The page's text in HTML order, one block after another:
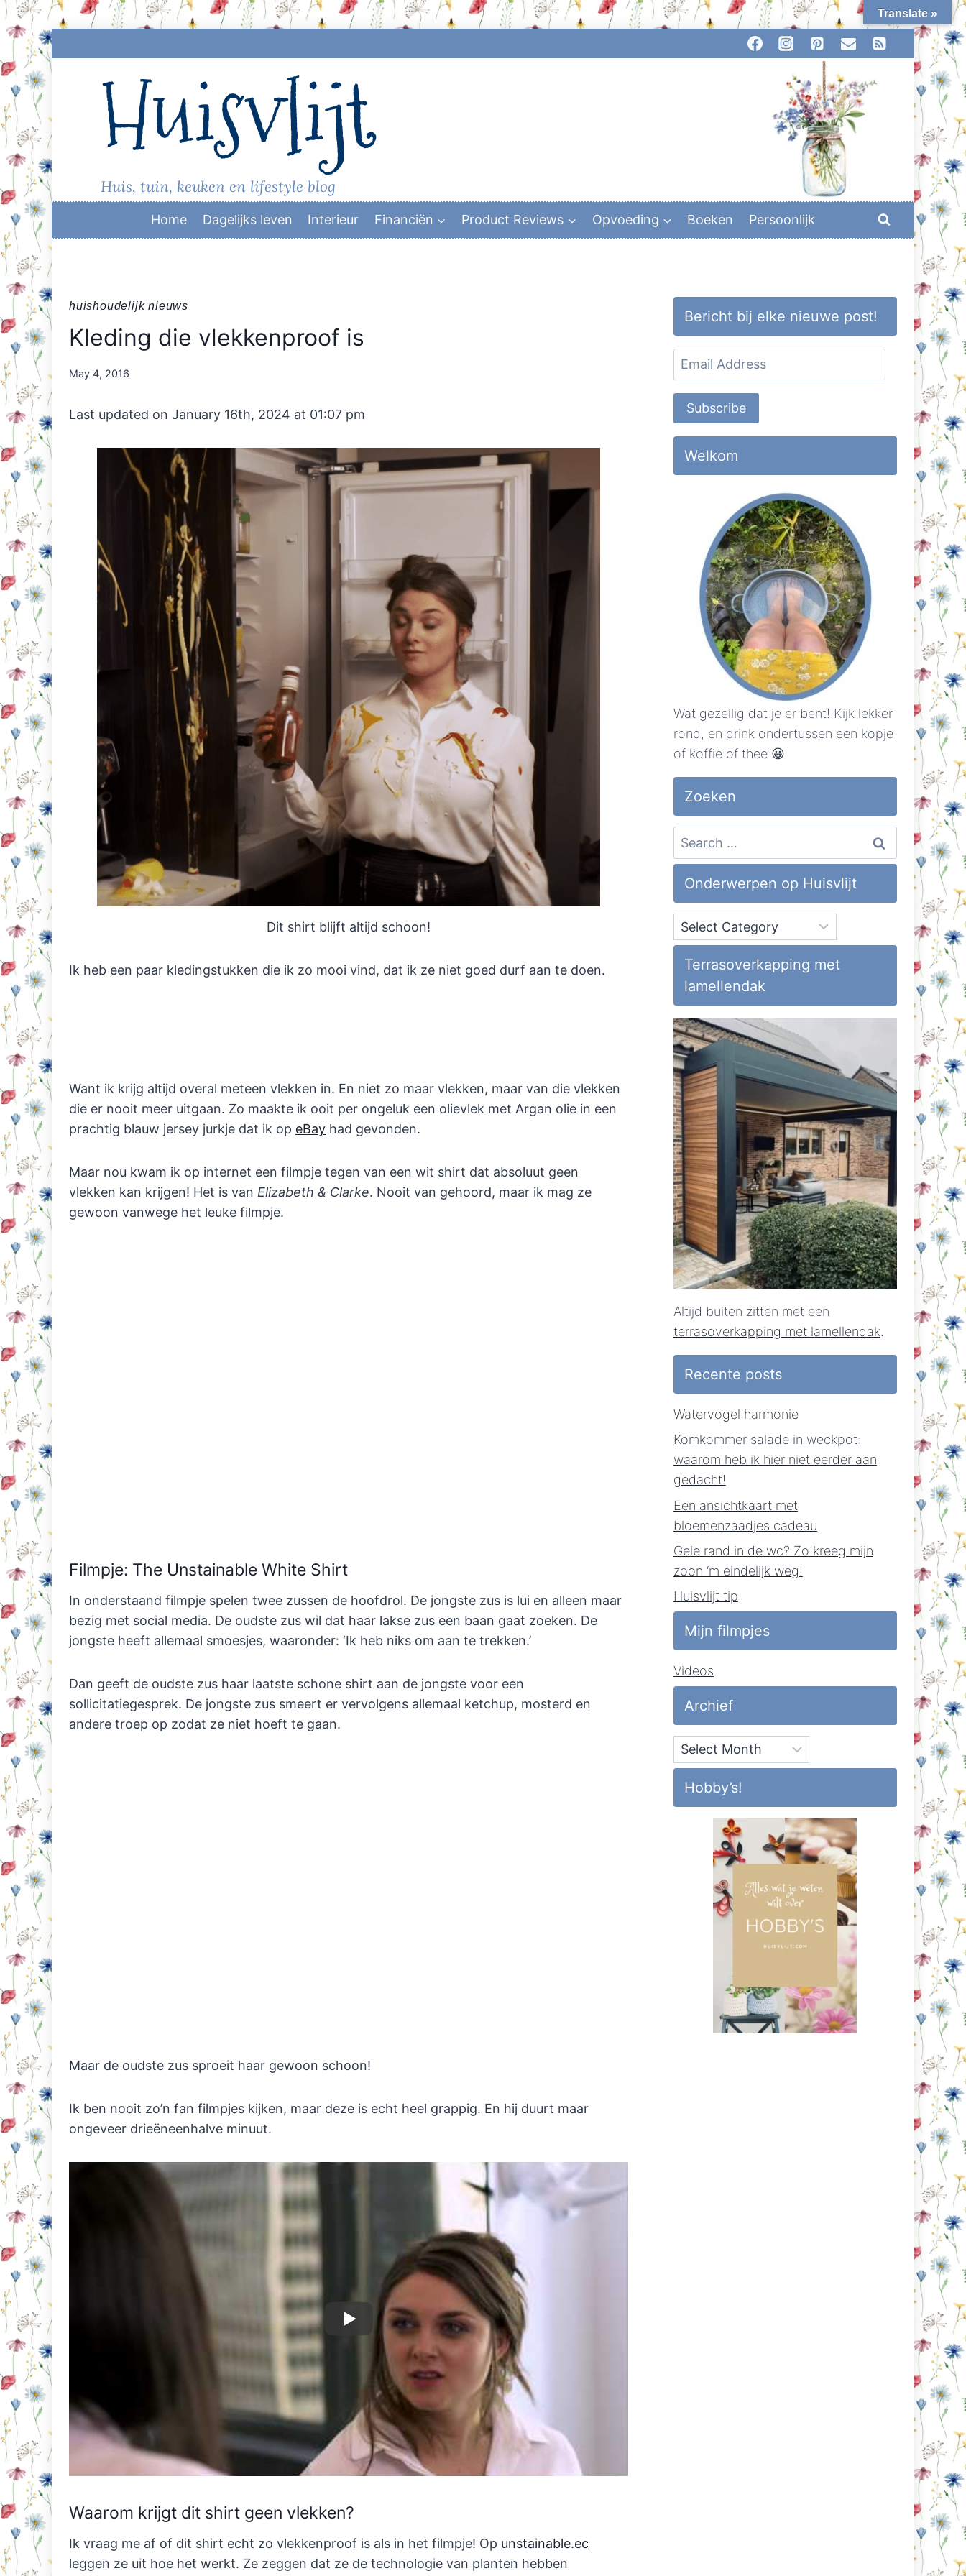
Skip
to
Huisvlijt
Huis, tuin, keuken en lifestyle blog
Home Dagelijks leven Interieur Financiën Product Reviews Opvoeding Boeken Persoonlijk
huishoudelijk nieuws
Kleding die vlekkenproof is
By
May 4, 2016
Last updated on January 16th, 2024 at 01:07 pm
Dit shirt blijft altijd schoon!
Ik heb een paar kledingstukken die ik zo mooi vind, dat ik ze niet goed durf aan te doen.
Want ik krijg altijd overal meteen vlekken in. En niet zo maar vlekken, maar van die vlekken
die er nooit meer uitgaan. Zo maakte ik ooit per ongeluk een olievlek met Argan olie in een
prachtig blauw jersey jurkje dat ik op eBay had gevonden.
Maar nou kwam ik op internet een filmpje tegen van een wit shirt dat absoluut geen
vlekken kan krijgen! Het is van Elizabeth & Clarke. Nooit van gehoord, maar ik mag ze
gewoon vanwege het leuke filmpje.
Filmpje: The Unstainable White Shirt
In onderstaand filmpje spelen twee zussen de hoofdrol. De jongste zus is lui en alleen maar
bezig met social media. De oudste zus wil dat haar lakse zus een baan gaat zoeken. De
jongste heeft allemaal smoesjes, waaronder: ‘Ik heb niks om aan te trekken.’
Dan geeft de oudste zus haar laatste schone shirt aan de jongste voor een
sollicitatiegesprek. De jongste zus smeert er vervolgens allemaal ketchup, mosterd en
andere troep op zodat ze niet hoeft te gaan.
Maar de oudste zus sproeit haar gewoon schoon!
Ik ben nooit zo’n fan filmpjes kijken, maar deze is echt heel grappig. En hij duurt maar
ongeveer drieëneenhalve minuut.
Waarom krijgt dit shirt geen vlekken?
Ik vraag me af of dit shirt echt zo vlekkenproof is als in het filmpje! Op unstainable.ec
leggen ze uit hoe het werkt. Ze zeggen dat ze de technologie van planten hebben
Bericht bij elke nieuwe post!
Email
Address
Subscribe
Welkom
Wat gezellig dat je er bent! Kijk lekker
rond, en drink ondertussen een kopje
of koffie of thee 😀
Zoeken
Search
for:
Onderwerpen op Huisvlijt
Onderwerpen
op
Huisvlijt
Terrasoverkapping met
lamellendak
Altijd buiten zitten met een
terrasoverkapping met lamellendak.
Recente posts
Watervogel harmonie
Komkommer salade in weckpot:
waarom heb ik hier niet eerder aan
gedacht!
Een ansichtkaart met
bloemenzaadjes cadeau
Gele rand in de wc? Zo kreeg mijn
zoon ‘m eindelijk weg!
Huisvlijt tip
Mijn filmpjes
Videos
Archief
Archief
Hobby’s!
Translate »